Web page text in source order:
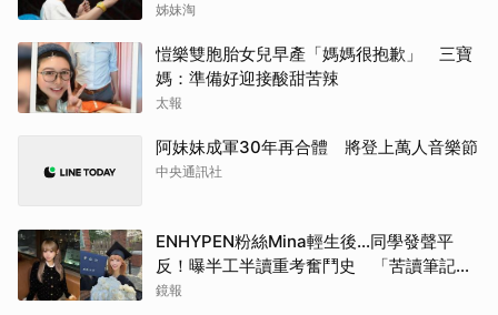
姊妹淘
愷樂雙胞胎女兒早產「媽媽很抱歉」 三寶
媽：準備好迎接酸甜苦辣
太報
阿妹妹成軍30年再合體 將登上萬人音樂節
中央通訊社
ENHYPEN粉絲Mina輕生後…同學發聲平
反！曝半工半讀重考奮鬥史 「苦讀筆記」
曝光惹鼻酸
鏡報